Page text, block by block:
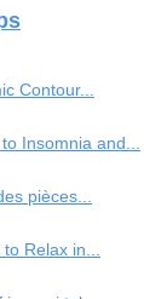
Contour...
Insomnia and...
pièces...
Relax in...